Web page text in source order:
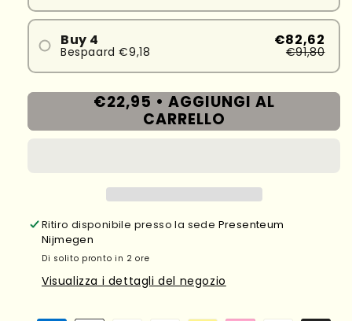
#3
Buy 4
Bespaard €9,18
€82,62
€91,80
#2
€22,95 • AGGIUNGI AL
CARRELLO
Ritiro disponibile presso la sede Presenteum
Nijmegen
Di solito pronto in 2 ore
Visualizza i dettagli del negozio